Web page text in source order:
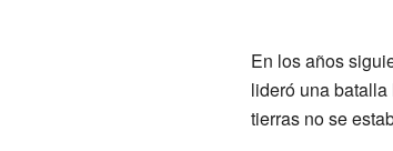
En los años
lideró una
tierras no se